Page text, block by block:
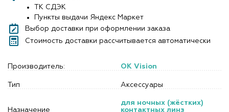
ТК СДЭК
Пункты выдачи Яндекс Маркет
Выбор доставки при оформлении заказа
Стоимость доставки рассчитывается автоматически
Производитель: OK Vision
Тип Аксессуары
Назначение
для ночных (жёстких)
контактных линз